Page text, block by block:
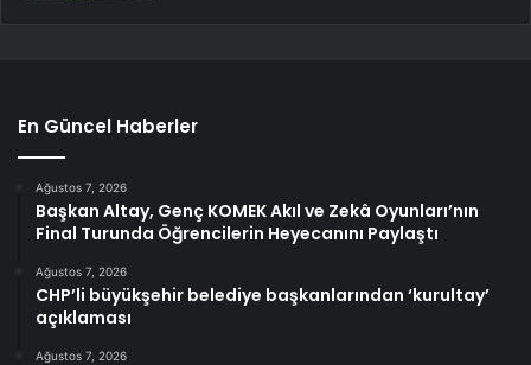
En Güncel Haberler
Ağustos 7, 2026
Başkan Altay, Genç KOMEK Akıl ve Zekâ Oyunları’nın
Final Turunda Öğrencilerin Heyecanını Paylaştı
Ağustos 7, 2026
CHP’li büyükşehir belediye başkanlarından ‘kurultay’
açıklaması
Ağustos 7, 2026